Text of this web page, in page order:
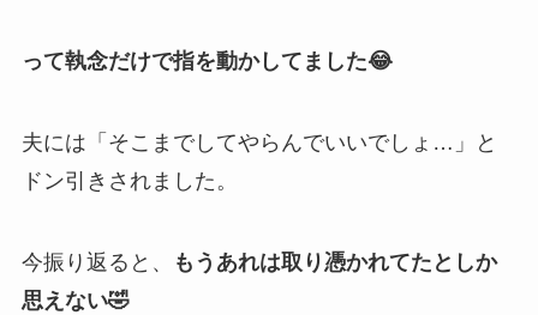
って執念だけで指を動かしてました😂
夫には「そこまでしてやらんでいいでしょ…」と
ドン引きされました。
今振り返ると、
もうあれは取り憑かれてたとしか
思えない🤣